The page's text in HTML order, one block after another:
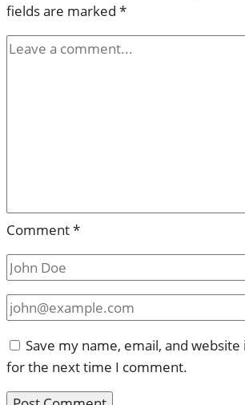
fields are marked *
Comment*
Save my name, email, and
for the next time I comment.